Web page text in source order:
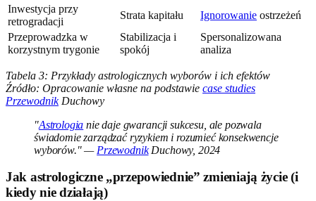
Inwestycja przy
retrogradacji
Strata kapitału Ignorowanie ostrzeżeń
Przeprowadzka w
korzystnym trygonie
Stabilizacja i
spokój
Spersonalizowana
analiza
Tabela 3: Przykłady astrologicznych wyborów i ich efektów
Źródło: Opracowanie własne na podstawie case studies
PrzewodnikDuchowy
"Astrologia nie daje gwarancji sukcesu, ale pozwala
świadomie zarządzać ryzykiem i rozumieć konsekwencje
wyborów." — PrzewodnikDuchowy, 2024
Jak astrologiczne „przepowiednie” zmieniają życie (i
kiedy nie działają)